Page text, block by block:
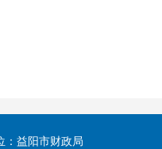
：益阳市财政局